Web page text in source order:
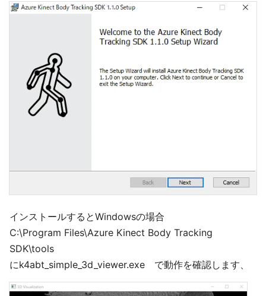
インストールするとWindowsの場合
C:\Program Files\Azure Kinect Body Tracking
SDK\tools
にk4abt_simple_3d_viewer.exe で動作を確認します、